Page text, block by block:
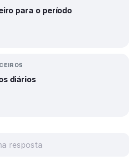
para o período
diários